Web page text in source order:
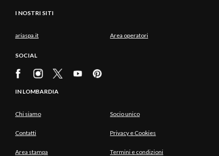
I NOSTRI SITI
ariaspa.it Area operatori
SOCIAL
IN LOMBARDIA
Chi siamo Socio unico
Contatti Privacy e Cookies
Area stampa Termini e condizioni